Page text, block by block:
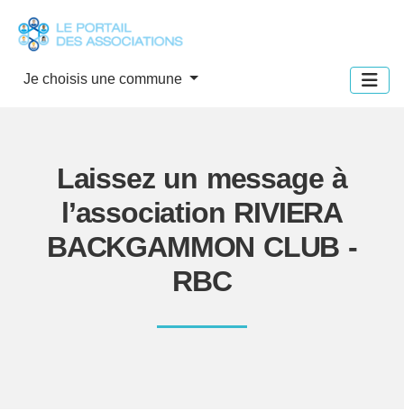
Je choisis une commune
Laissez un message à
l’association RIVIERA
BACKGAMMON CLUB -
RBC